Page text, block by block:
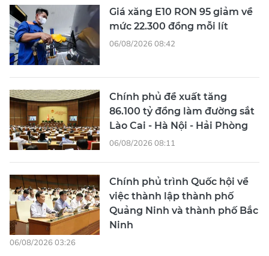
Giá xăng E10 RON 95 giảm về
mức 22.300 đồng mỗi lít
06/08/2026 08:42
Chính phủ đề xuất tăng
86.100 tỷ đồng làm đường sắt
Lào Cai - Hà Nội - Hải Phòng
06/08/2026 08:11
Chính phủ trình Quốc hội về
việc thành lập thành phố
Quảng Ninh và thành phố Bắc
Ninh
06/08/2026 03:26